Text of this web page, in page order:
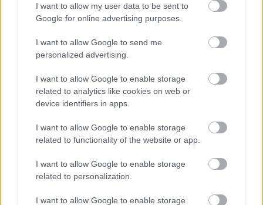
I want to allow my user data to be sent to
Google for online advertising purposes.
I want to allow Google to send me
personalized advertising.
I want to allow Google to enable storage
related to analytics like cookies on web or
device identifiers in apps.
I want to allow Google to enable storage
related to functionality of the website or app.
I want to allow Google to enable storage
related to personalization.
I want to allow Google to enable storage
Több vezető
politikustársához
hasonlóan Bánki Erik is
bejelentette, hogy nem
mandátumát, egyúttal
pedig visszavonul a
az elmúlt másfél évtized sikerei után a Fidesz túlzottan
magabiztossá vált, ami hozzájárult a választási vereséghez és
a kampánystratégiai hibákhoz, de azért bőven kapott a
kritikájából a másként szavazó fiatal generáció is.